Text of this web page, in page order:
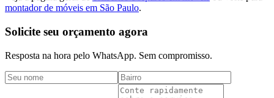
montador de móveis em São Paulo.
Solicite seu orçamento agora
Resposta na hora pelo WhatsApp. Sem compromisso.